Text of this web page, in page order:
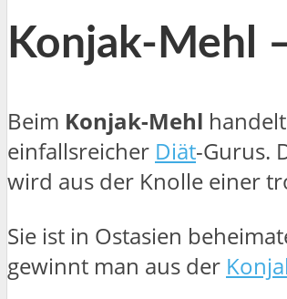
Konjak-Mehl
Beim Konjak-Mehl
einfallsreicher Diät-Gurus.
wird aus der Knolle einer
Sie ist in Ostasien
gewinnt man aus der